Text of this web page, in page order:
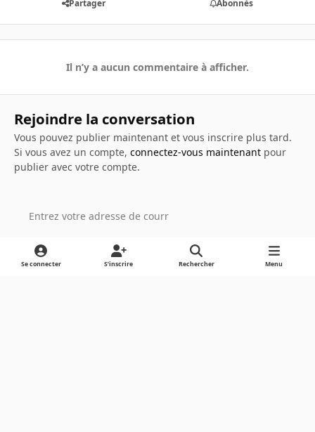
Partager Abonnés
Il n’y a aucun commentaire à afficher.
Rejoindre la conversation
Vous pouvez publier maintenant et vous inscrire plus tard.
Si vous avez un compte, connectez-vous maintenantpour
publier avec votre compte.
Ajouter un commentaire…
Se connecter S’inscrire Rechercher Menu